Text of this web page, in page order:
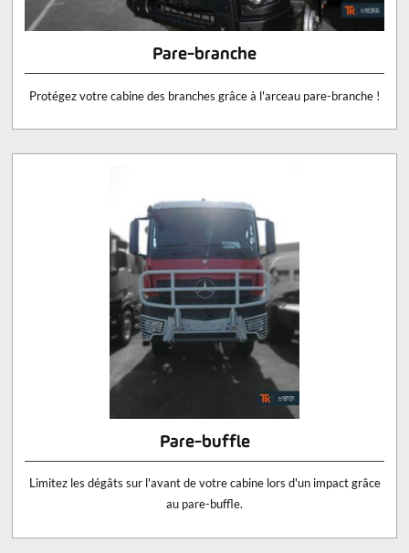
Pare-branche
Protégez votre cabine des branches grâce à l'arceau pare-branche !
Pare-buffle
Limitez les dégâts sur l'avant de votre cabine lors d'un impact grâce
au pare-buffle.